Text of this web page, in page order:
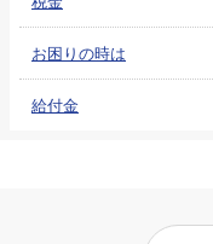
お困りの時は
給付金